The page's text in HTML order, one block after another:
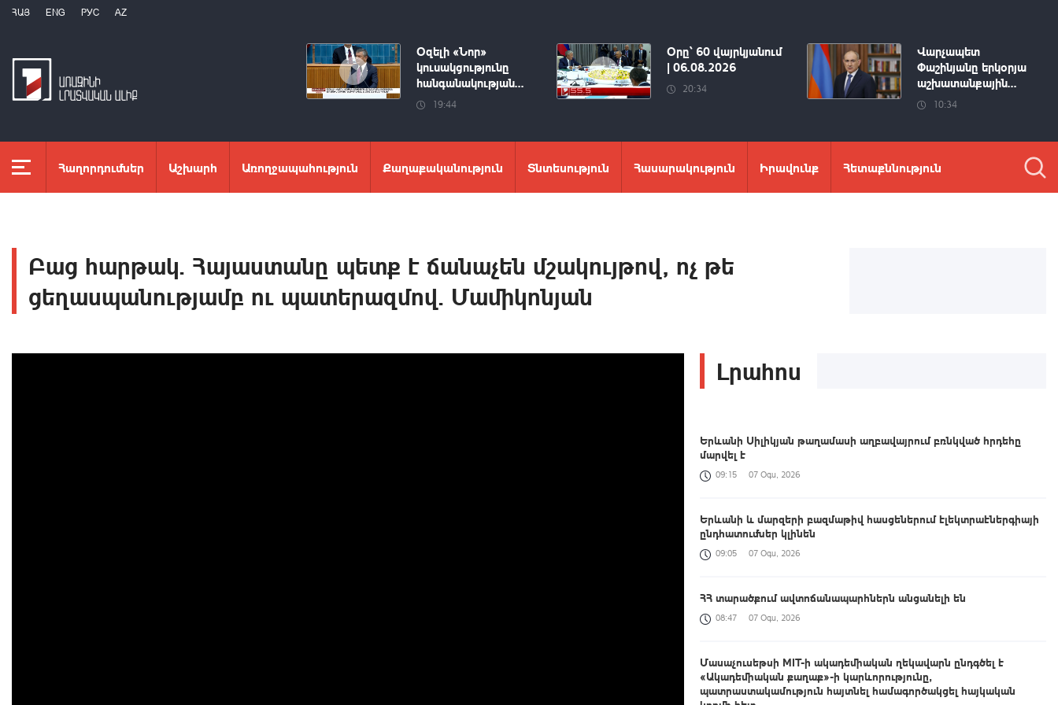
ՀԱՅ ENG РУС AZ
Օզելի «Նոր»
կուսակցությունը
հանգանակության...
19:44
Օրը՝ 60 վայրկյանում
| 06.08.2026
20:34
Վարչապետ
Փաշինյանը երկօրյա
աշխատանքային...
10:34
Հաղորդումներ Աշխարհ Առողջապահություն Քաղաքականություն Տնտեսություն Հասարակություն Իրավունք Հետաքննություն
Բաց հարթակ. Հայաստանը պետք է ճանաչեն մշակույթով, ոչ թե
ցեղասպանությամբ ու պատերազմով. Մամիկոնյան
Լրահոս
Երևանի Սիլիկյան թաղամասի աղբավայրում բռնկված հրդեհը
մարվել է
09:15 07 Օգս, 2026
Երևանի և մարզերի բազմաթիվ հասցեներում էլեկտրաէներգիայի
ընդհատումներ կլինեն
09:05 07 Օգս, 2026
ՀՀ տարածքում ավտոճանապարհներն անցանելի են
08:47 07 Օգս, 2026
Մասաչուսեթսի MIT-ի ակադեմիական ղեկավարն ընդգծել է
«Ակադեմիական քաղաք»-ի կարևորությունը,
պատրաստակամություն հայտնել համագործակցել հայկական